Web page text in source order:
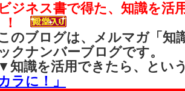
ジネス書で得た、知識を活
！
のブログは、メルマガ「知
クナンバーブログです。
識を活用できたら、と
ラに！」